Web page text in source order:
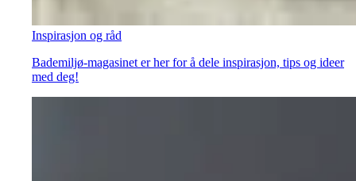
Inspirasjon og råd
Bademiljø-magasinet er her for å dele inspirasjon, tips og ideer
med deg!